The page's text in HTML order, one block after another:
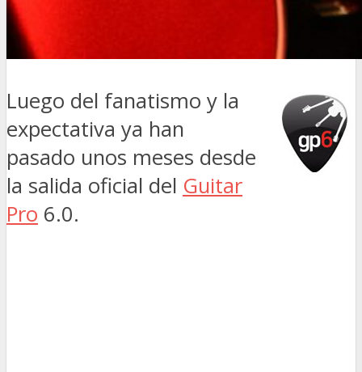
Luego del fanatismo y la
expectativa ya han
pasado unos meses desde
la salida oficial del Guitar
Pro 6.0.